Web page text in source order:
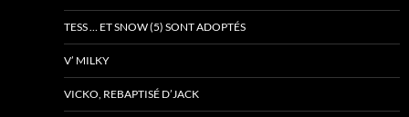
TESS … ET SNOW (5) SONT ADOPTÉS
V’ MILKY
VICKO, REBAPTISÉ D’JACK